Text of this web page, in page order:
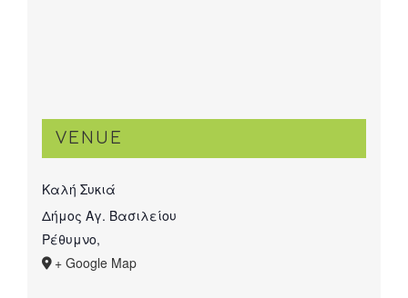
VENUE
Καλή Συκιά
Δήμος Αγ. Βασιλείου
Ρέθυμνο,
+ Google Map